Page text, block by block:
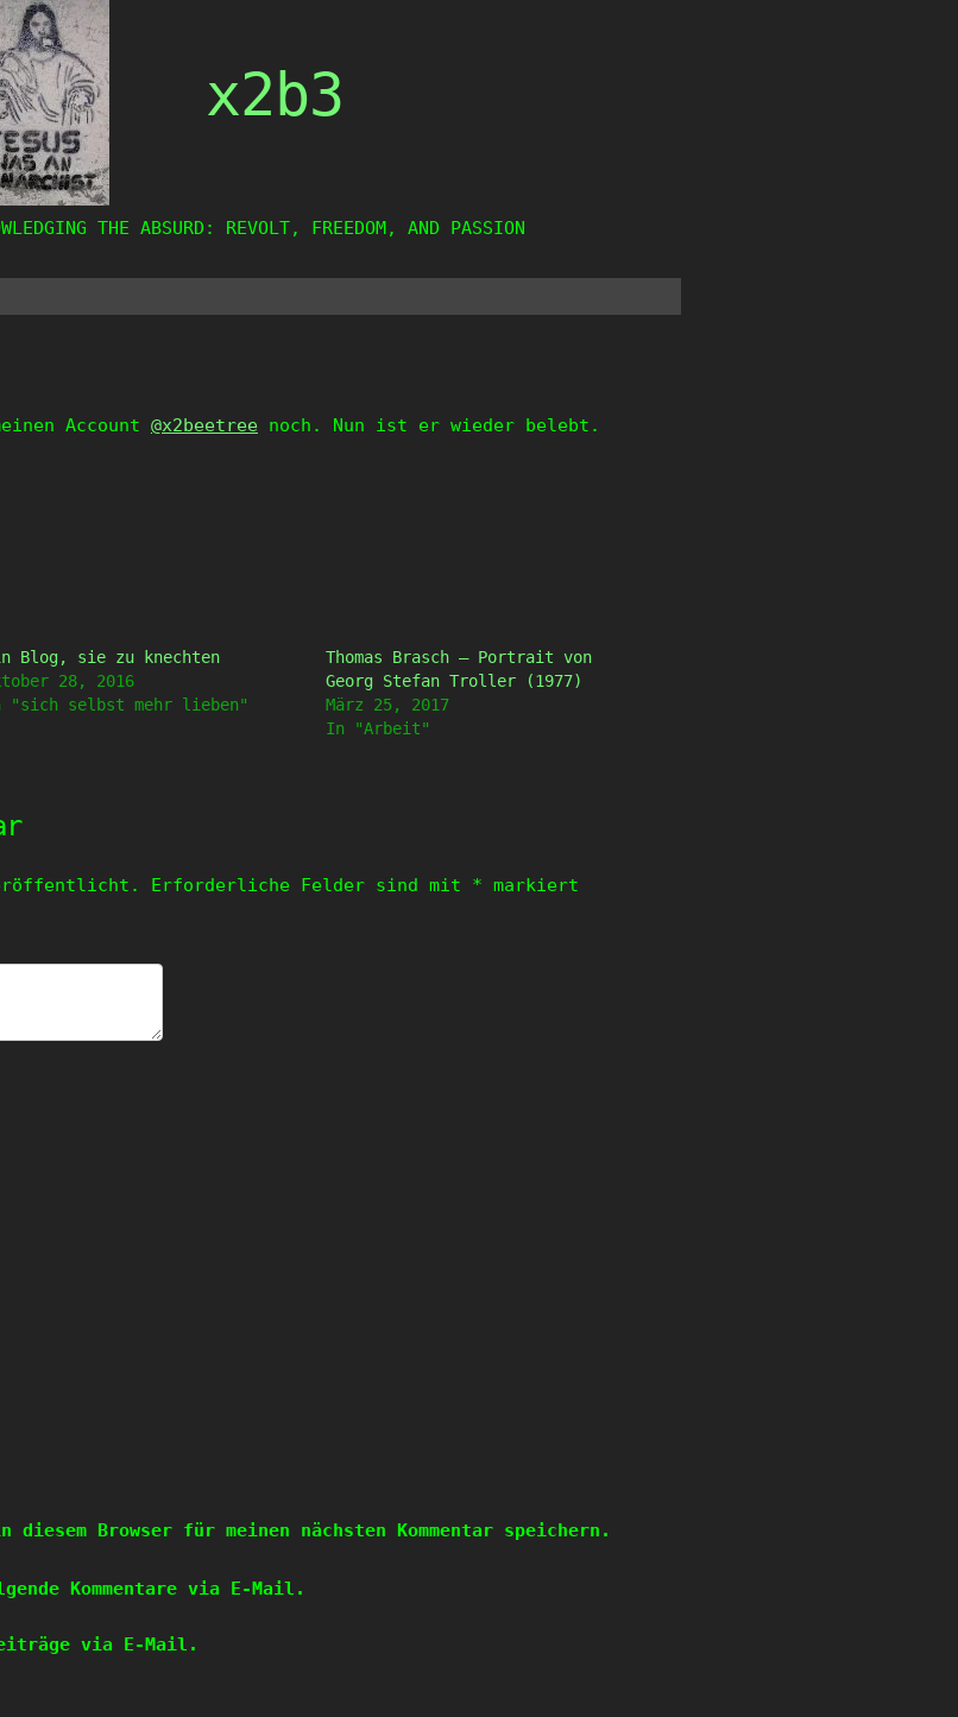
x2b3
THE ABSURD: REVOLT, FREEDOM, AND PASSION
Account @x2beetreenoch. Nun ist er wieder belebt.
Blog, sie zu knechten
28, 2016
"sich selbst mehr lieben"
Thomas Brasch – Portrait von
Georg Stefan Troller (1977)
März 25, 2017
In "Arbeit"
Erforderliche Felder sind mit * markiert
diesem Browser für meinen nächsten Kommentar speichern.
Kommentare via E-Mail.
via E-Mail.